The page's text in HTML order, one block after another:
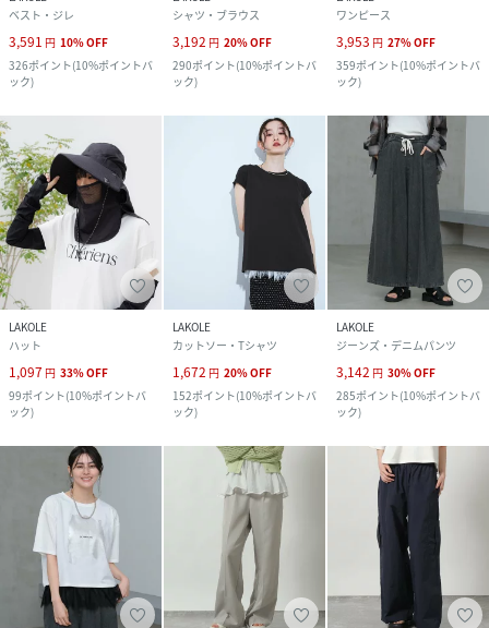
ベスト・ジレ
3,591 円 10%OFF
326ポイント(10%ポイントバ
ック)
シャツ・ブラウス
3,192 円 20%OFF
290ポイント(10%ポイントバ
ック)
ワンピース
3,953 円 27%OFF
359ポイント(10%ポイントバ
ック)
LAKOLE
ハット
1,097 円 33%OFF
99ポイント(10%ポイントバ
ック)
LAKOLE
カットソー・Tシャツ
1,672 円 20%OFF
152ポイント(10%ポイントバ
ック)
LAKOLE
ジーンズ・デニムパンツ
3,142 円 30%OFF
285ポイント(10%ポイントバ
ック)